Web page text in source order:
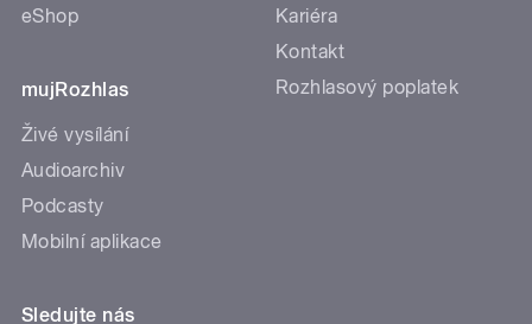
eShop
mujRozhlas
Živé vysílání
Audioarchiv
Podcasty
Mobilní aplikace
Kariéra
Kontakt
Rozhlasový poplatek
Sledujte nás